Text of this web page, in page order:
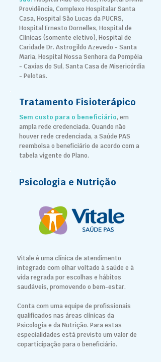
Providência, Complexo Hospitalar Santa
Casa, Hospital São Lucas da PUCRS,
Hospital Ernesto Dornelles, Hospital de
Clínicas (somente eletivo), Hospital de
Caridade Dr. Astrogildo Azevedo - Santa
Maria, Hospital Nossa Senhora da Pompéia
- Caxias do Sul, Santa Casa de Misericórdia
- Pelotas.
Tratamento Fisioterápico
Sem custo para o beneficiário, em
ampla rede credenciada. Quando não
houver rede credenciada, a Saúde PAS
reembolsa o beneficiário de acordo com a
tabela vigente do Plano.
Psicologia e Nutrição
Vitale é uma clínica de atendimento
integrado com olhar voltado à saúde e à
vida regrada por escolhas e hábitos
saudáveis, promovendo o bem-estar.
Conta com uma equipe de profissionais
qualificados nas áreas clínicas da
Psicologia e da Nutrição. Para estas
especialidades está previsto um valor de
coparticipação para o beneficiário.